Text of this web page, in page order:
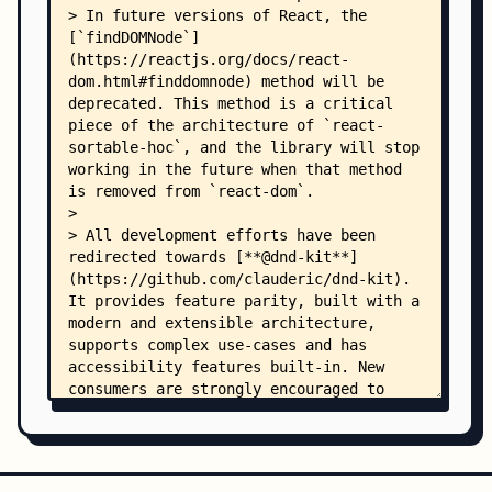
    │   │   └── index.js
    │   ├── SortableContainer/
    │   │   ├── defaultGetHelperDimensions.js
    │   │   ├── defaultShouldCancelStart.js
    │   │   ├── index.js
    │   │   └── props.js
    │   ├── SortableElement/
    │   │   └── index.js
    │   ├── SortableHandle/
    │   │   └── index.js
    │   └── .stories/
    │       ├── index.js
    │       ├── Storybook.scss
    │       ├── grouping-items/
    │       │   ├── index.js
    │       │   ├── utils.js
    │       │   ├── Item/
    │       │   │   ├── index.js
    │       │   │   ├── Item.js
    │       │   │   └── Item.scss
    │       │       ├── index.js